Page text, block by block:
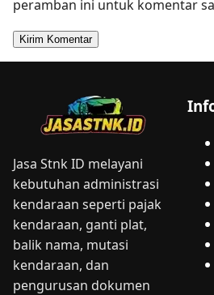
peramban ini untuk komentar
Jasa Stnk ID melayani
kebutuhan administrasi
kendaraan seperti pajak
kendaraan, ganti plat,
balik nama, mutasi
kendaraan, dan
pengurusan dokumen